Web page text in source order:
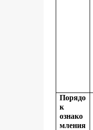
Порядо
к
ознако
мления